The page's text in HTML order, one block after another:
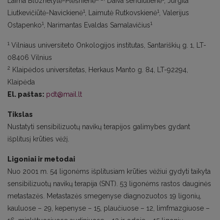
Liutkevičiūtė-Navickienė1 , Laimutė Rutkovskienė1
, Valerijus
Ostapenko1 , Narimantas Evaldas Samalavičius1
1 Vilniaus universiteto Onkologijos institutas, Santariškių g. 1, LT-
08406 Vilnius
2 Klaipėdos universitetas, Herkaus Manto g. 84, LT-92294,
Klaipėda
El. paštas: pdt@mail.lt
Tikslas
Nustatyti sensibilizuotų navikų terapijos galimybes gydant
išplitusį krūties vėžį.
Ligoniai ir metodai
Nuo 2001 m. 54 ligonėms išplitusiam krūties vėžiui gydyti taikyta
sensibilizuotų navikų terapija (SNT). 53 ligonėms rastos dauginės
metastazės. Metastazės smegenyse diagnozuotos 19 ligonių,
kauluose – 29, kepenyse – 15, plaučiuose – 12, limfmazgiuose –